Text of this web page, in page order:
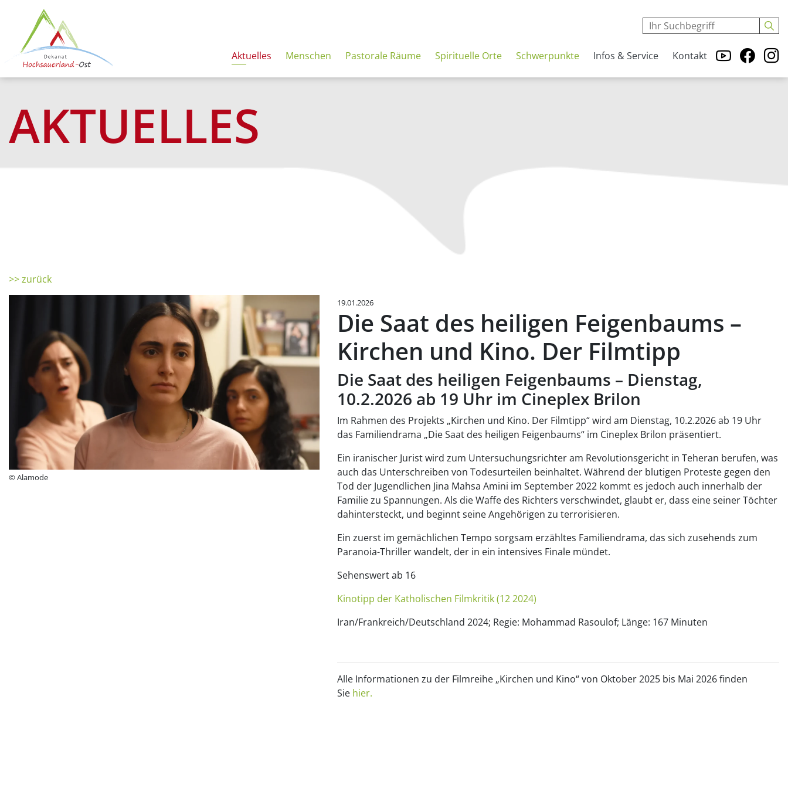
Aktuelles Menschen Pastorale Räume Spirituelle Orte Schwerpunkte Infos & Service Kontakt
AKTUELLES
>> zurück
© Alamode
19.01.2026
Die Saat des heiligen Feigenbaums –
Kirchen und Kino. Der Filmtipp
Die Saat des heiligen Feigenbaums – Dienstag,
10.2.2026 ab 19 Uhr im Cineplex Brilon
Im Rahmen des Projekts „Kirchen und Kino. Der Filmtipp“ wird am Dienstag, 10.2.2026 ab 19 Uhr
das Familiendrama „Die Saat des heiligen Feigenbaums“ im Cineplex Brilon präsentiert.
Ein iranischer Jurist wird zum Untersuchungsrichter am Revolutionsgericht in Teheran berufen, was
auch das Unterschreiben von Todesurteilen beinhaltet. Während der blutigen Proteste gegen den
Tod der Jugendlichen Jina Mahsa Amini im September 2022 kommt es jedoch auch innerhalb der
Familie zu Spannungen. Als die Waffe des Richters verschwindet, glaubt er, dass eine seiner Töchter
dahintersteckt, und beginnt seine Angehörigen zu terrorisieren.
Ein zuerst im gemächlichen Tempo sorgsam erzähltes Familiendrama, das sich zusehends zum
Paranoia-Thriller wandelt, der in ein intensives Finale mündet.
Sehenswert ab 16
Kinotipp der Katholischen Filmkritik (12 2024)
Iran/Frankreich/Deutschland 2024; Regie: Mohammad Rasoulof; Länge: 167 Minuten
Alle Informationen zu der Filmreihe „Kirchen und Kino“ von Oktober 2025 bis Mai 2026 finden
Sie hier.